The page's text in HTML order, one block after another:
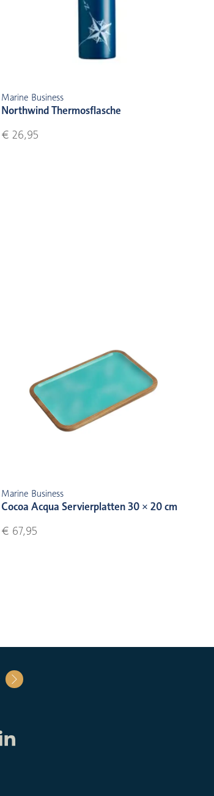
Marine Business
Northwind Thermosflasche
€ 26,95
Marine Business
Cocoa Acqua Servierplatten 30 × 20 cm
€ 67,95